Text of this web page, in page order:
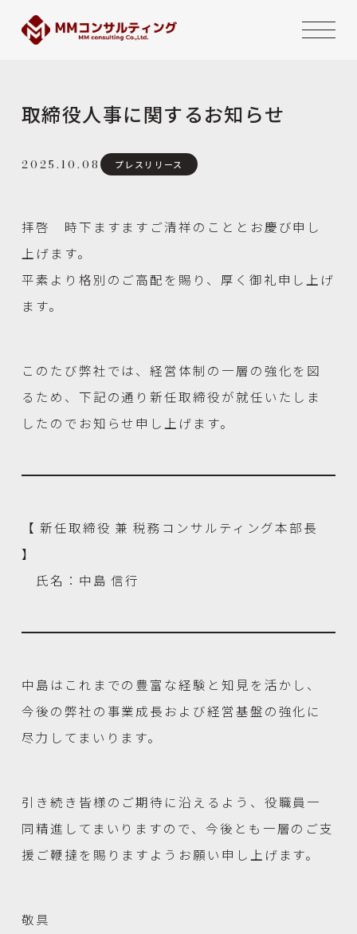
取締役人事に関するお知らせ
2025.10.08 プレスリリース
拝啓 時下ますますご清祥のこととお慶び申し
上げます。
平素より格別のご高配を賜り、厚く御礼申し上げ
ます。
このたび弊社では、経営体制の一層の強化を図
るため、下記の通り新任取締役が就任いたしま
したのでお知らせ申し上げます。
【 新任取締役 兼 税務コンサルティング本部長
】
氏名：中島 信行
中島はこれまでの豊富な経験と知見を活かし、
今後の弊社の事業成長および経営基盤の強化に
尽力してまいります。
引き続き皆様のご期待に沿えるよう、役職員一
同精進してまいりますので、今後とも一層のご支
援ご鞭撻を賜りますようお願い申し上げます。
敬具